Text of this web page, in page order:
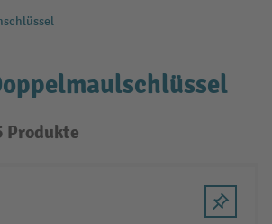
Produkte